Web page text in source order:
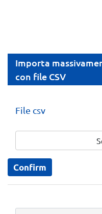
Importa
con file CSV
File csv